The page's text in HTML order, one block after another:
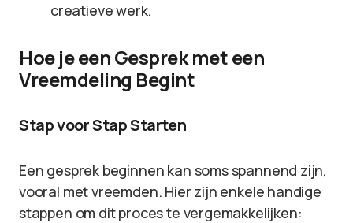
creatieve werk.
Hoe je een Gesprek met een
Vreemdeling Begint
Stap voor Stap Starten
Een gesprek beginnen kan soms spannend zijn,
vooral met vreemden. Hier zijn enkele handige
stappen om dit proces te vergemakkelijken: